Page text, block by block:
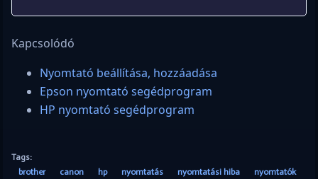
Kapcsolódó
Nyomtató beállítása, hozzáadása
Epson nyomtató segédprogram
HP nyomtató segédprogram
Tags:
brother
canon hp nyomtatás nyomtatási hiba nyomtatók